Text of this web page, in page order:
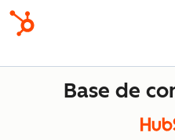
Base de